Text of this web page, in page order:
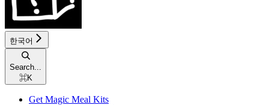
한국어
Search...
⌘K
Get Magic Meal Kits